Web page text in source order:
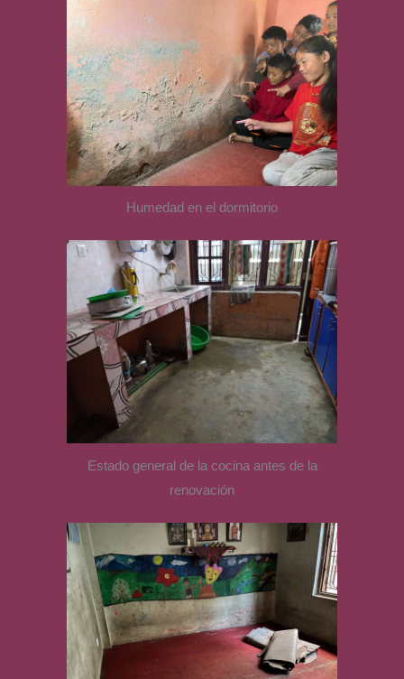
Humedad en el dormitorio
Estado general de la cocina antes de la
renovación